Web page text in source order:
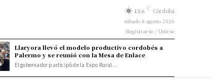
13.6 C Córdoba
sábado 8 agosto 2026
Registrarse / Unirse
Llaryora llevó el modelo productivo cordobés a
Palermo y se reunió con la Mesa de Enlace
El gobernador participó de la Expo Rural...